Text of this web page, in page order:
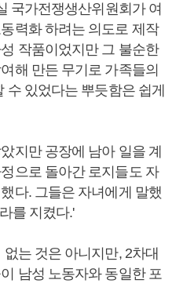
국가전쟁생산위원회가 여
력화 하려는 의도로 제작
작품이었지만 그 불순한
해 만든 무기로 가족들의
있었다는 뿌듯함은 쉽게
지만 공장에 남아 일을 계
으로 돌아간 로지들도 자
다. 그들은 자녀에게 말했
를 지켰다.'
는 것은 아니지만, 2차대
남성 노동자와 동일한 포